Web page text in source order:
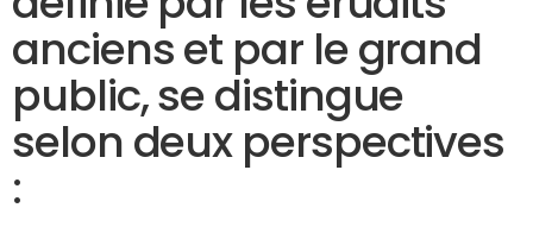
anciens et par le grand
public, se distingue
selon deux perspectives
: